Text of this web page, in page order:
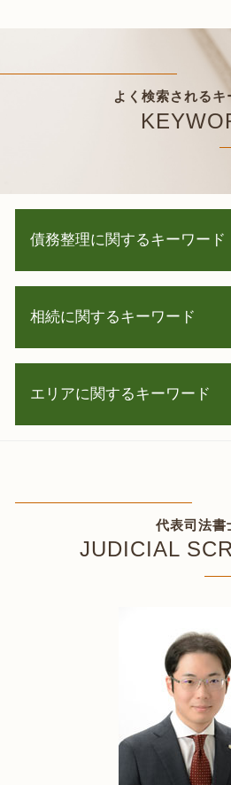
よく検索されるキ
債務整理に関するキーワード
サラ金 取り立て
消滅時効 援用
債務整理 種類
個人再生 会社に ばれる
債権 借金
任意整理 支払い遅れ
任意整理 携帯 分割
相続に関するキーワード
相続 兄弟 争い
銀行 凍結 解除
死亡 口座 凍結 解除
遺言公正証書 必要書類
相続登記 必要書類 遺産分
相続登記 申請書 綴じ方
エリアに関するキーワード
凍結口座解除 伊達市 相談
相続 登記 余市町 相談
任意整理 小樽市 相談
遺言書作成 室蘭市 相談
相続 函館市 司法書士
個人再生 登別市 司法書士
個人再生 仁木町 司法書士
遺産分割協議 伊達市 司法
自己破産 古平町 司法書士
代表司法書
JUDICIAL